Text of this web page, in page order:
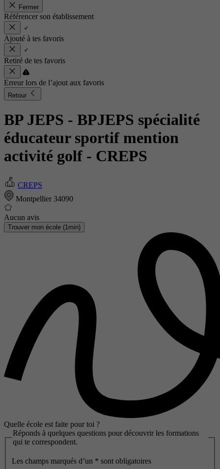
Fermer
Référencer son établissement
Ajouté à tes favoris
Retiré de tes favoris
Erreur lors de l’ajout aux favoris
Retour
BP JEPS - BPJEPS spécialité
éducateur sportif mention
activité golf - CREPS
CREPS
Montpellier 34090
Aucun avis
Trouver mon école (1min)
Quelle école est faite pour toi ?
Réponds à quelques questions pour découvrir les formations
qui te correspondent.
Les champs marqués d’un * sont obligatoires